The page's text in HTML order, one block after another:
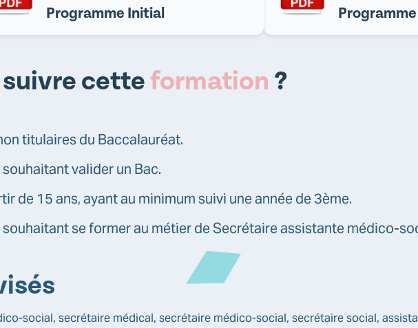
Programme Initial
cetteformation ?
titulaires du Baccalauréat.
valider un Bac.
de 15 ans, ayant au minimum suivi une année de 3ème.
se former au métier de Secrétaire assistante médico-
social, secrétaire médical, secrétaire médico-social, secrétaire social,